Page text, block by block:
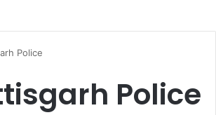
Police
Police